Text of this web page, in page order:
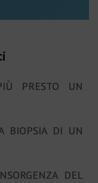
PRESTO UN
BIOPSIA DI UN
DEL